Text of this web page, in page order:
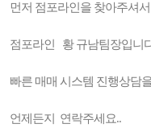
먼저 점포라인을 찾아주셔
점포라인 황 규남팀장입니
빠른 매매 시스템 진행상담
언제든지 연락주세요..